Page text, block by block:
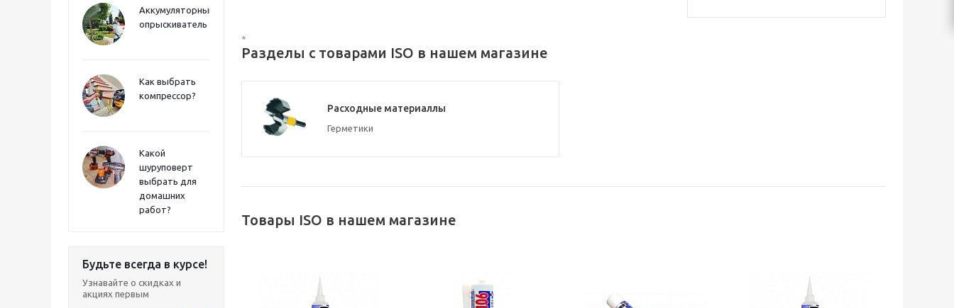
Аккумуляторный
опрыскиватель
Как выбрать
компрессор?
Какой
шуруповерт
выбрать для
домашних
работ?
Будьте всегда в курсе!
Узнавайте о скидках и
акциях первым
*
Разделы с товарами ISO в нашем магазине
Расходные материаллы
Герметики
Товары ISO в нашем магазине